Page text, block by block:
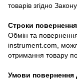
товарів згідно Закону
Строки повернення
Обмін та
instrument.com,
отримання товару
Умови повернення